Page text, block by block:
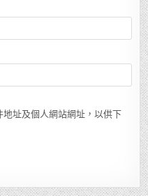
址及個人網站網址，以供下